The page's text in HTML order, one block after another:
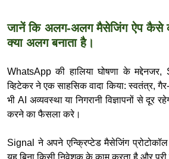
जानें कि अलग-अलग मैसेजिंग ऐप कैसे
क्या अलग बनाता है।
WhatsApp की हालिया घोषणा के
व्हिटेकर ने एक साहसिक वादा किया: स्वतंत्र,
भी AI अव्यवस्था या निगरानी विज्ञापनों से दूर
करने का फैसला करे।
Signal ने अपने एन्क्रिप्टेड मैसेजिंग प्रोटोकॉल
यह बिना किसी निवेशक के काम करता है और पूरी